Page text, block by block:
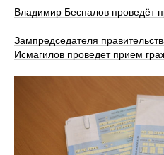
Владимир Беспалов проведёт
Зампредседателя
Исмагилов проведет прием